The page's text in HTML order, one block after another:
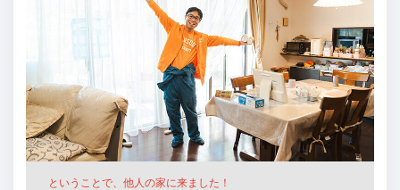
ということで、他人の家に来ました！